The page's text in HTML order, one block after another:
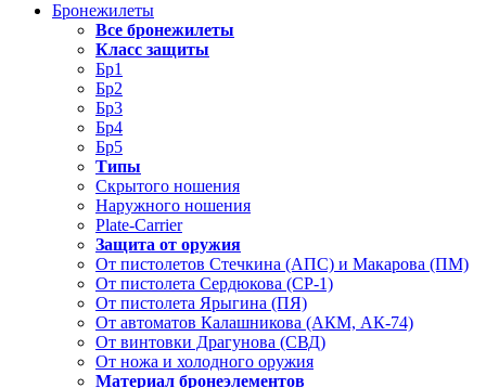
Бронежилеты
Все бронежилеты
Класс защиты
Бр1
Бр2
Бр3
Бр4
Бр5
Типы
Скрытого ношения
Наружного ношения
Plate-Carrier
Защита от оружия
От пистолетов Стечкина (АПС) и Макарова (ПМ)
От пистолета Сердюкова (СР-1)
От пистолета Ярыгина (ПЯ)
От автоматов Калашникова (АКМ, АК-74)
От винтовки Драгунова (СВД)
От ножа и холодного оружия
Материал бронеэлементов